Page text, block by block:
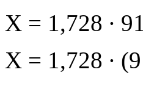
X = 1,728 ∙
X = 1,728 ∙